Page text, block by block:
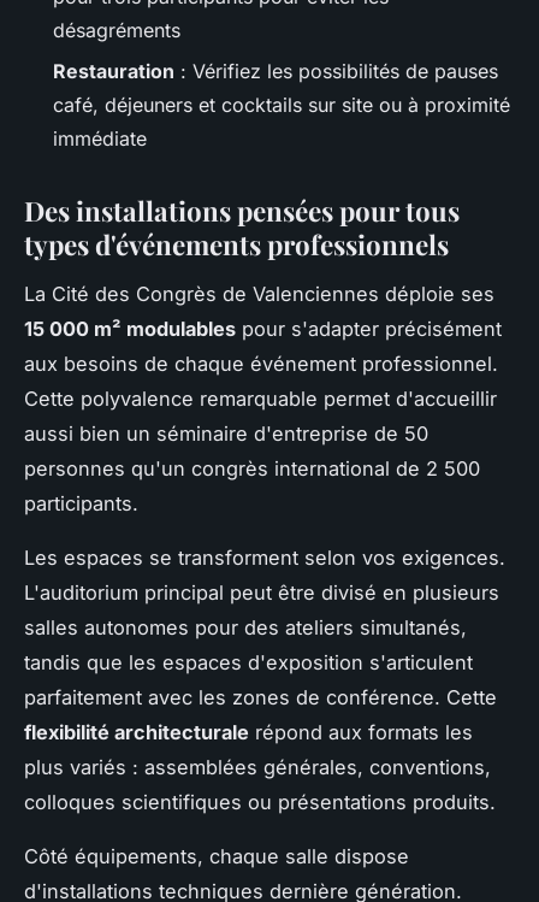
désagréments
Restauration : Vérifiez les possibilités de pauses
café, déjeuners et cocktails sur site ou à proximité
immédiate
Des installations pensées pour tous
types d'événements professionnels
La Cité des Congrès de Valenciennes déploie ses
15 000 m² modulables pour s'adapter précisément
aux besoins de chaque événement professionnel.
Cette polyvalence remarquable permet d'accueillir
aussi bien un séminaire d'entreprise de 50
personnes qu'un congrès international de 2 500
participants.
Les espaces se transforment selon vos exigences.
L'auditorium principal peut être divisé en plusieurs
salles autonomes pour des ateliers simultanés,
tandis que les espaces d'exposition s'articulent
parfaitement avec les zones de conférence. Cette
flexibilité architecturale répond aux formats les
plus variés : assemblées générales, conventions,
colloques scientifiques ou présentations produits.
Côté équipements, chaque salle dispose
d'installations techniques dernière génération.